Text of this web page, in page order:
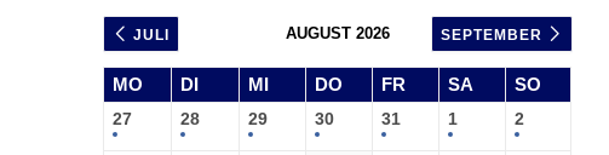
JULI AUGUST 2026 SEPTEMBER
MO DI MI DO FR SA SO
27 28 29 30 31 1 2